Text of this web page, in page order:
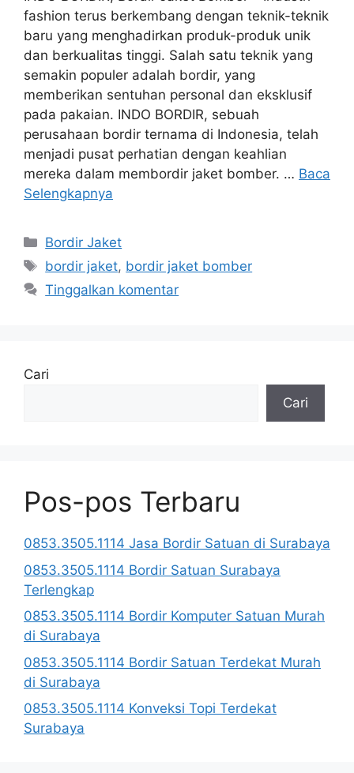
fashion terus berkembang dengan teknik-teknik
baru yang menghadirkan produk-produk unik
dan berkualitas tinggi. Salah satu teknik yang
semakin populer adalah bordir, yang
memberikan sentuhan personal dan eksklusif
pada pakaian. INDO BORDIR, sebuah
perusahaan bordir ternama di Indonesia, telah
menjadi pusat perhatian dengan keahlian
mereka dalam membordir jaket bomber. … Baca
Selengkapnya
Kategori
Bordir Jaket
Tag
bordir jaket, bordir jaket bomber
Tinggalkan komentar
Cari
Cari
Pos-pos Terbaru
0853.3505.1114 Jasa Bordir Satuan di Surabaya
0853.3505.1114 Bordir Satuan Surabaya
Terlengkap
0853.3505.1114 Bordir Komputer Satuan Murah
di Surabaya
0853.3505.1114 Bordir Satuan Terdekat Murah
di Surabaya
0853.3505.1114 Konveksi Topi Terdekat
Surabaya